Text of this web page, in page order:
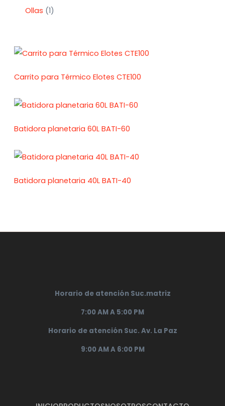
Ollas 1
Carrito para Térmico Elotes CTE100
Batidora planetaria 60L BATI-60
Batidora planetaria 40L BATI-40
Horario de atención Suc.matriz
7:00 AM A 5:00 PM
Horario de atención Suc. Av. La Paz
9:00 AM A 6:00 PM